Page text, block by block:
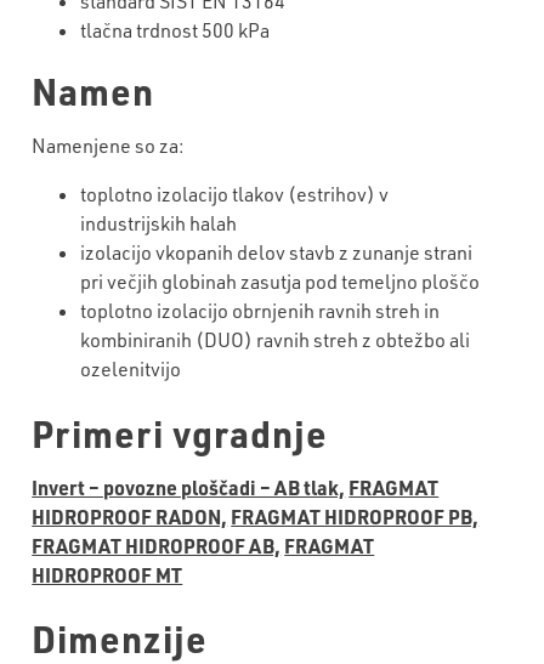
tlačna trdnost 500 kPa
Namen
Namenjene so za:
toplotno izolacijo tlakov (estrihov) v
industrijskih halah
izolacijo vkopanih delov stavb z zunanje strani
pri večjih globinah zasutja pod temeljno ploščo
toplotno izolacijo obrnjenih ravnih streh in
kombiniranih (DUO) ravnih streh z obtežbo ali
ozelenitvijo
Primeri vgradnje
Invert – povozne ploščadi – AB tlak, FRAGMAT
HIDROPROOF RADON, FRAGMAT HIDROPROOF PB,
FRAGMAT HIDROPROOF AB, FRAGMAT
HIDROPROOF MT
Dimenzije